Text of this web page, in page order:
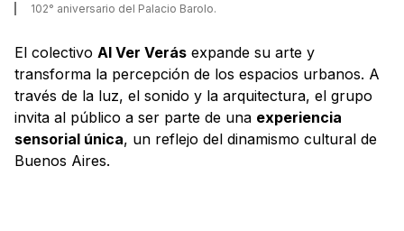
102° aniversario del Palacio Barolo.
El colectivo Al Ver Verás expande su arte y
transforma la percepción de los espacios urbanos. A
través de la luz, el sonido y la arquitectura, el grupo
invita al público a ser parte de una experiencia
sensorial única, un reflejo del dinamismo cultural de
Buenos Aires.